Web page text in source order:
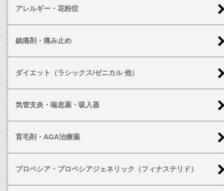
アレルギー・花粉症
鎮痛剤・痛み止め
ダイエット（ラシックス/ゼニカル 他）
気管支炎・喘息薬・吸入器
育毛剤・AGA治療薬
プロペシア・プロペシアジェネリック（フィナステリド）